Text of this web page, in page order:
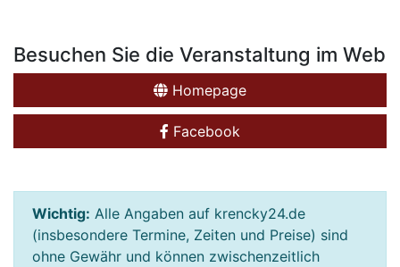
Besuchen Sie die Veranstaltung im Web
Homepage
Facebook
Wichtig: Alle Angaben auf krencky24.de
(insbesondere Termine, Zeiten und Preise) sind
ohne Gewähr und können zwischenzeitlich